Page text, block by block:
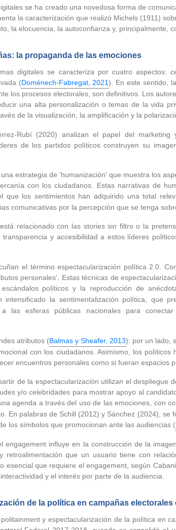
se ha creado una novedosa forma de
la caracterización que realizó Michels (1911)
la elocuencia, la autoconfianza y, principalmente,
la propaganda de las emociones
digitales se caracteriza por cuatro aspectos:
(Doménech-Fabregat, 2021). En este sentido,
los procesos electorales, son definitivos. Los
una alta personalización o temas de la vida
de la visualización, la amplificación y la
Rubí (2020) analizan el papel del
de los partidos políticos construyen su
estrategia de 'humanización' que muestra los
con los ciudadanos. Estas narrativas de
que los sentimientos han adquirido una total
comunicativas por la percepción que se tenga
relacionado con las stories sin filtro o la
y accesibilidad a estos líderes
el término espectacularización política 2.0.
personales'. Estas técnicas de
políticos y la reproducción de
la sentimentalización política, que
a las esferas públicas nacionales para
atributos (Balmas y Sheafer, 2013): por un lado,
con los ciudadanos. Asimismo, los
encuentros personales como si fueran espacios
de la espectacularización utilizan el despliegue
y/o celebridades para mostrar apoyo al
agenda a través del uso de las emociones, con
En palabras de Schill (2012) y Sánchez (2024), se
los símbolos que promocionan ante las audiencias (
engagement influye en la construcción de la
retroalimentación que un usuario tiene con
esencial que requiere el engagement, según
y el interés por parte de la audiencia.
de la política en campañas electorales
y espectacularización de la política en